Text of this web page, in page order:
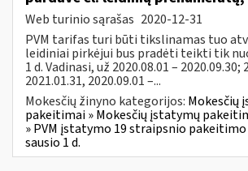
Web turinio sąrašas 2020-12-31
PVM tarifas turi būti tikslinamas tuo
leidiniai pirkėjui bus pradėti teikti tik
1 d. Vadinasi, už 2020.08.01 – 2020.09.30;
2021.01.31, 2020.09.01 –...
Mokesčių žinyno kategorijos: Mokesčių
pakeitimai » Mokesčių įstatymų
» PVM įstatymo 19 straipsnio pakeitimo
sausio 1 d.